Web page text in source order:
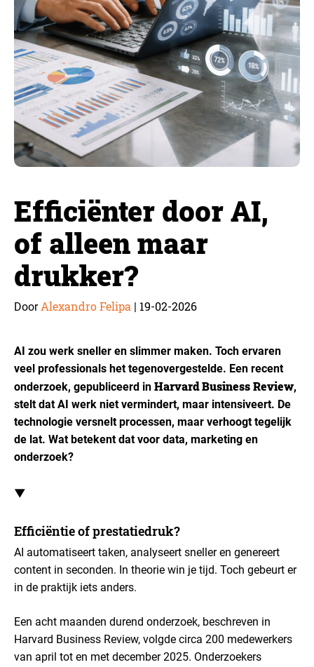
Efficiënter door AI,
of alleen maar
drukker?
Door Alexandro Felipa | 19-02-2026
AI zou werk sneller en slimmer maken. Toch ervaren
veel professionals het tegenovergestelde. Een recent
onderzoek, gepubliceerd in Harvard Business Review,
stelt dat AI werk niet vermindert, maar intensiveert. De
technologie versnelt processen, maar verhoogt tegelijk
de lat. Wat betekent dat voor data, marketing en
onderzoek?
▼
Efficiëntie of prestatiedruk?
AI automatiseert taken, analyseert sneller en genereert
content in seconden. In theorie win je tijd. Toch gebeurt er
in de praktijk iets anders.
Een acht maanden durend onderzoek, beschreven in
Harvard Business Review, volgde circa 200 medewerkers
van april tot en met december 2025. Onderzoekers